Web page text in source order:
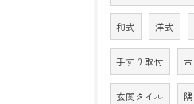
和式 洋式
手すり取付
玄関タイル